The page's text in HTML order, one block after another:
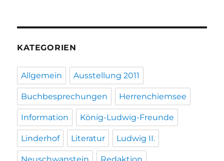
KATEGORIEN
Allgemein Ausstellung 2011
Buchbesprechungen Herrenchiemsee
Information König-Ludwig-Freunde
Linderhof Literatur Ludwig II.